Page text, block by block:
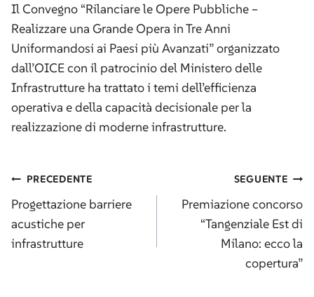
Il Convegno “Rilanciare le Opere Pubbliche –
Realizzare una Grande Opera in Tre Anni
Uniformandosi ai Paesi più Avanzati” organizzato
dall’OICE con il patrocinio del Ministero delle
Infrastrutture ha trattato i temi dell’efficienza
operativa e della capacità decisionale per la
realizzazione di moderne infrastrutture.
Navigazione
articoli
PRECEDENTE
Progettazione barriere
acustiche per
infrastrutture
SEGUENTE
Premiazione concorso
“Tangenziale Est di
Milano: ecco la
copertura”